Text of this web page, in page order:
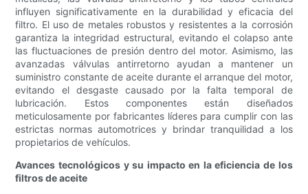
influyen significativamente en la durabilidad y eficacia del
filtro. El uso de metales robustos y resistentes a la corrosión
garantiza la integridad estructural, evitando el colapso ante
las fluctuaciones de presión dentro del motor. Asimismo, las
avanzadas válvulas antirretorno ayudan a mantener un
suministro constante de aceite durante el arranque del motor,
evitando el desgaste causado por la falta temporal de
lubricación. Estos componentes están diseñados
meticulosamente por fabricantes líderes para cumplir con las
estrictas normas automotrices y brindar tranquilidad a los
propietarios de vehículos.
Avances tecnológicos y su impacto en la eficiencia de los
filtros de aceite